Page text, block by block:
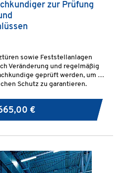
zur Prüfung
sowie Feststellanlagen
Veränderung und regelmäßig
geprüft werden, um im
Schutz zu garantieren.
€